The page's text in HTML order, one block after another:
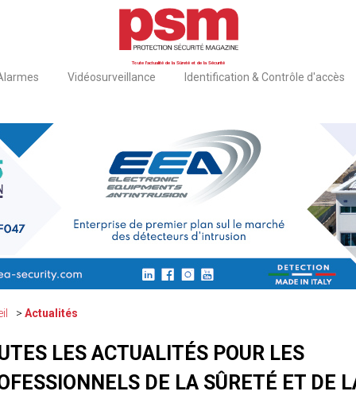
Toute l'actualité de la Sûreté et de la Sécurité
Vidéosurveillance Identification & Contrôle d'accès
Actualités
LES ACTUALITÉS POUR LES
DE LA SÛRETÉ ET DE